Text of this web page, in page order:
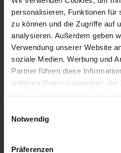
personalisieren, Funktionen für
zu können und die Zugriffe auf
analysieren. Außerdem geben
Verwendung unserer Website
soziale Medien, Werbung und
Partner führen diese
weiteren Daten zusammen, die
Notwendig
Präferenzen
meinen Kleinen und habe mir
so Lisa Schwarz. Doch die
gingen schnell viral. Seine
millionenfach angesehen,
auf ihn aufmerksam wurde. So
beispielsweise auf Münchens
Ausstellung.